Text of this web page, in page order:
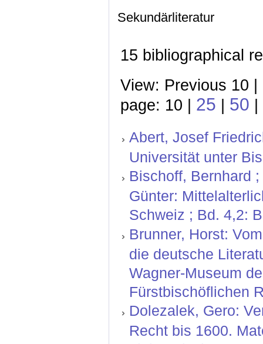
Sekundärliteratur
15 bibliographical
View: Previous 10 |
page: 10 | 25 | 50 |
Abert, Josef
Universität unter
Bischoff, Bernhard
Günter:
Schweiz ; Bd. 4,2:
Brunner, Horst:
die deutsche
Wagner-Museum
Fürstbischöflichen
Dolezalek, Gero:
Recht bis 1600.